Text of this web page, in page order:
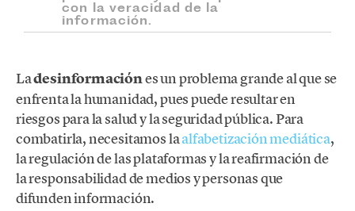
con la veracidad de la
información.
Ladesinformaciónes un problema grande al que se
enfrenta la humanidad, pues puede resultar en
riesgos para la salud y la seguridad pública. Para
combatirla, necesitamos laalfabetización mediática,
la regulación de las plataformas y la reafirmación de
la responsabilidad de medios y personas que
difunden información.